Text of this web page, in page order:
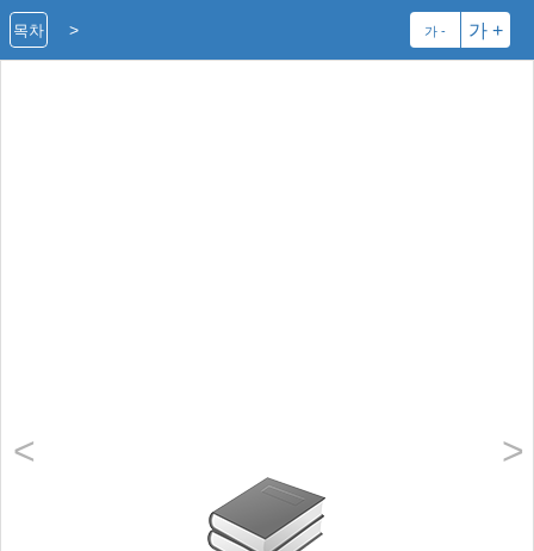
> 가 - 가 +
목차
< >